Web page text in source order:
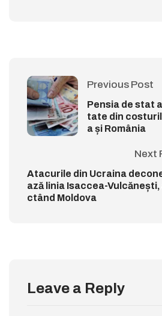
Previous Post
Pensia de stat
tate din
a și România
Next
Atacurile din Ucraina
ază linia Isaccea-Vulcănești,
ctând Moldova
Leave a Reply